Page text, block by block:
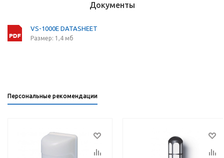
Документы
VS-1000E DATASHEET
Размер: 1,4 мб
Персональные рекомендации